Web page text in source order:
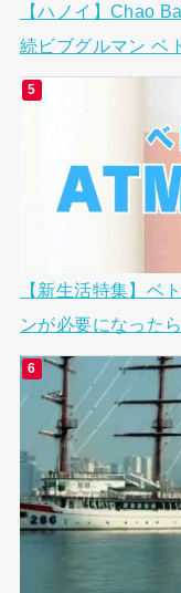
【ハノイ】Chao
続ビブグルマン ベ
【新生活特集】ベ
ンが必要になった